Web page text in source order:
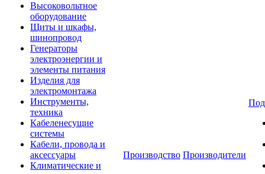
Высоковольтное
оборудование
Щиты и шкафы,
шинопровод
Генераторы
электроэнергии и
элементы питания
Изделия для
электромонтажа
Инструменты,
техника
Кабеленесущие
системы
Кабели, провода и
аксессуары
Климатические и
Производство Производители